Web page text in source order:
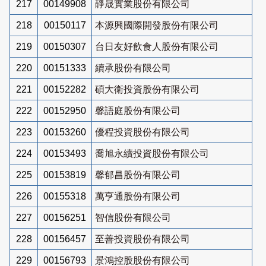
217 00149908 靜晟實業股份有限公司
218 00150117 本源興國際開發股份有限公司
219 00150307 台日友好飲食人股份有限公司
220 00151333 續承股份有限公司
221 00152282 碩大衛投資股份有限公司
222 00152950 馨語庭股份有限公司
223 00153260 優程投資股份有限公司
224 00153493 喬旭永續投資股份有限公司
225 00153819 馨郁昌股份有限公司
226 00155318 萬亨通股份有限公司
227 00156251 智信股份有限公司
228 00156457 至善投資股份有限公司
229 00156793 景鴻控股股份有限公司